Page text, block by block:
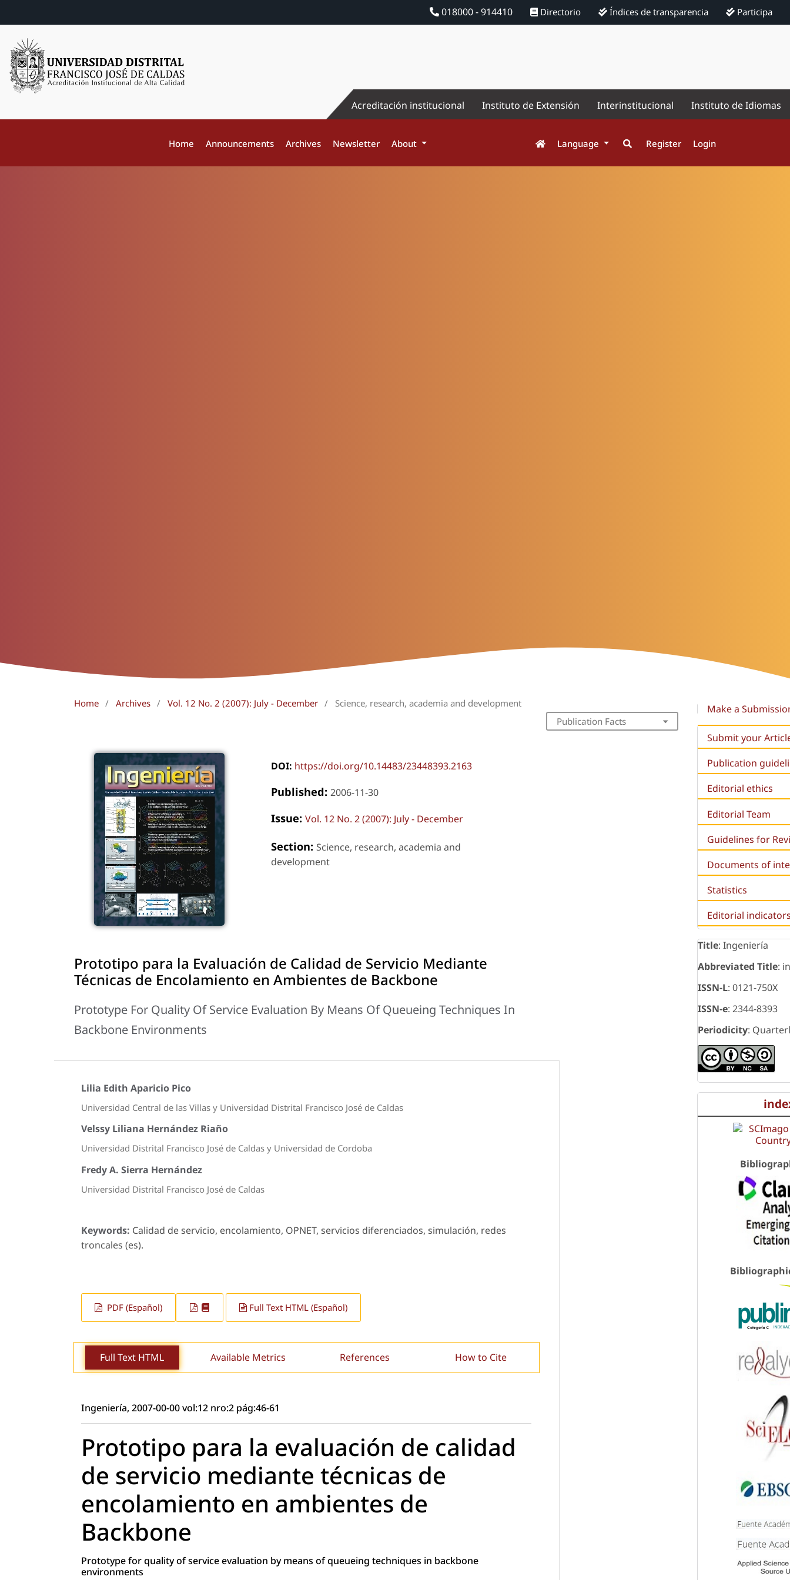
018000 - 914410 Directorio Índices de transparencia Participa
Acreditación institucional Instituto de Extensión Interinstitucional Instituto de Idiomas
Home Announcements Archives Newsletter About Language Register Login
Home / Archives / Vol. 12 No. 2 (2007): July - December / Science, research, academia and development
DOI: https://doi.org/10.14483/23448393.2163
Published: 2006-11-30
Issue: Vol. 12 No. 2 (2007): July - December
Section: Science, research, academia and
development
Prototipo para la Evaluación de Calidad de Servicio Mediante
Técnicas de Encolamiento en Ambientes de Backbone
Prototype For Quality Of Service Evaluation By Means Of Queueing Techniques In
Backbone Environments
Lilia Edith Aparicio Pico
Universidad Central de las Villas y Universidad Distrital Francisco José de Caldas
Velssy Liliana Hernández Riaño
Universidad Distrital Francisco José de Caldas y Universidad de Cordoba
Fredy A. Sierra Hernández
Universidad Distrital Francisco José de Caldas
Keywords: Calidad de servicio, encolamiento, OPNET, servicios diferenciados, simulación, redes
troncales (es).
PDF (Español) Full Text HTML (Español)
Full Text HTML Available Metrics References How to Cite
Ingeniería, 2007-00-00 vol:12 nro:2 pág:46-61
Prototipo para la evaluación de calidad
de servicio mediante técnicas de
encolamiento en ambientes de
Backbone
Prototype for quality of service evaluation by means of queueing techniques in backbone
environments
Publication Facts
Make a
Submit your
Publication
Editorial ethics
Editorial Team
Guidelines for
Documents of
Statistics
Editorial
Title: Ingeniería
Abbreviated Title:
ISSN-L: 0121-750X
ISSN-e: 2344-8393
Periodicity: